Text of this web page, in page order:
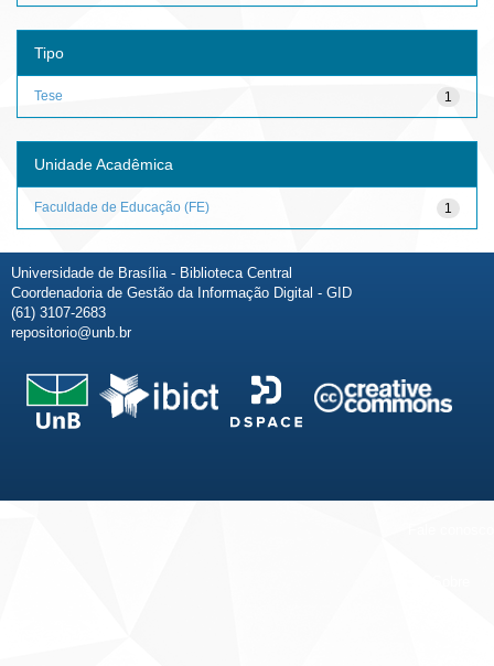
Tipo
1
Tese
Unidade Acadêmica
1
Faculdade de Educação (FE)
Universidade de Brasília - Biblioteca Central
Coordenadoria de Gestão da Informação Digital - GID
(61) 3107-2683
repositorio@unb.br